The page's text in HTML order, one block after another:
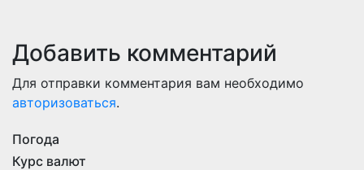
Добавить комментарий
Для отправки комментария вам необходимо
авторизоваться.
Погода
Курс валют